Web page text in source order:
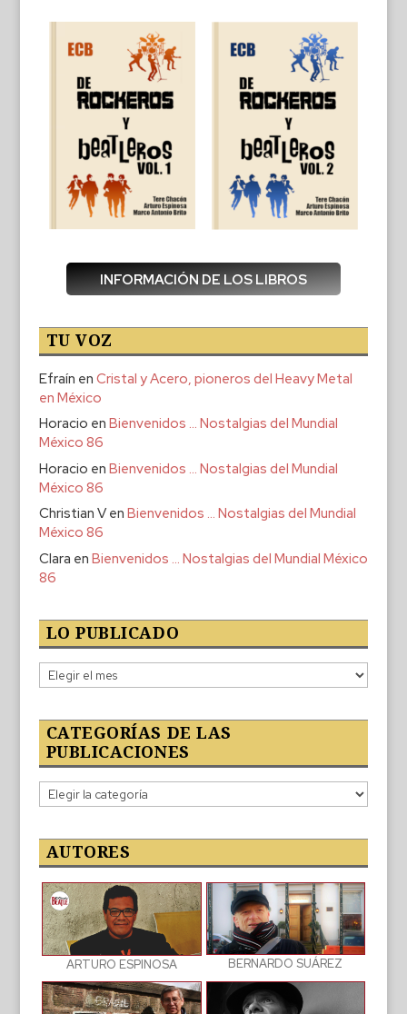
INFORMACIÓN DE LOS LIBROS
TU VOZ
Efraín en Cristal y Acero, pioneros del Heavy Metal
en México
Horacio en Bienvenidos … Nostalgias del Mundial
México 86
Horacio en Bienvenidos … Nostalgias del Mundial
México 86
Christian Ven Bienvenidos … Nostalgias del Mundial
México 86
Clara en Bienvenidos … Nostalgias del Mundial México
86
LO PUBLICADO
Lo
publicado
CATEGORÍAS DE LAS
PUBLICACIONES
Categorías
de
publicaciones
AUTORES
ARTURO ESPINOSA BERNARDO SUÁREZ